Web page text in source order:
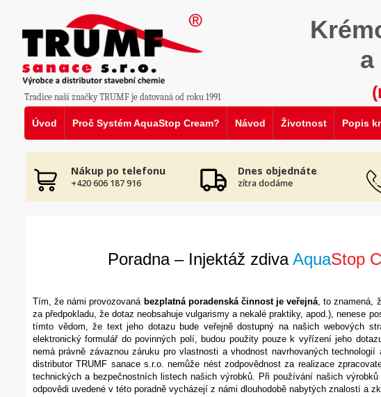
Úvod Proč Systém AquaStop Cream? Návod Životnost Popis
Tradice naší značky TRUMF je datovaná od roku 1991
a
Nákup po telefonu
+420 606 187 916
Dnes objednáte
zítra dodáme
Poradna – Injektáž zdivaAquaStop
Tím, že námi provozovaná bezplatná poradenská činnost je veřejná, to znamená,
za předpokladu, že dotaz neobsahuje vulgarismy a nekalé praktiky, apod.), nenese
tímto vědom, že text jeho dotazu bude veřejně dostupný na našich webových
elektronický formulář do povinných polí, budou použity pouze k vyřízení jeho
nemá právně závaznou záruku pro vlastnosti a vhodnost navrhovaných
distributor TRUMF sanace s.r.o. nemůže nést zodpovědnost za realizace
technických a bezpečnostních listech našich výrobků. Při používání našich
odpovědi uvedené v této poradně vycházejí z námi dlouhodobě nabytých znalostí a